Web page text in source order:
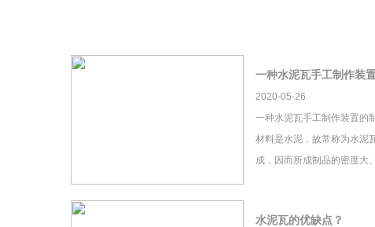
一种水泥瓦手工制作装
2020-05-26
一种水泥瓦手工制作装置的
材料是水泥，故常称为水泥
成，因而所成制品的密度大
水泥瓦的优缺点？